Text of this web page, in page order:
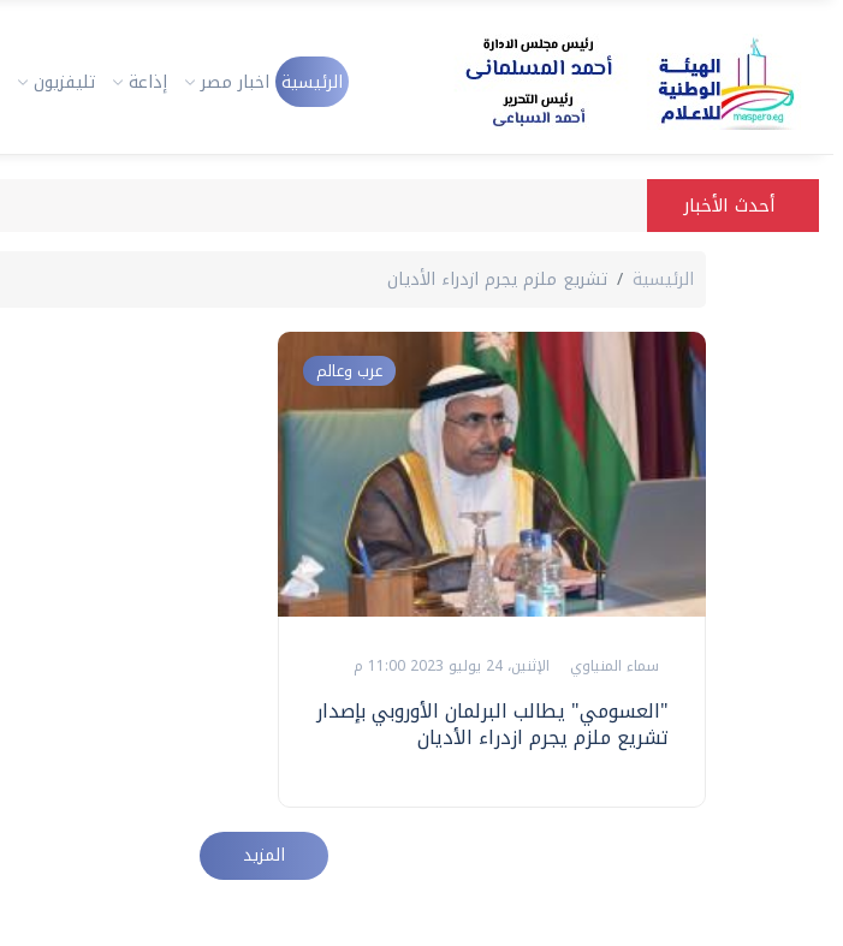
الرئيسية اخبار مصر إذاعة تليفزيون
أحدث الأخبار
الرئيسية تشريع ملزم يجرم ازدراء الأديان
عرب وعالم
سماء المنياوي الإثنين، 24 يوليو 2023 11:00 م
"العسومي" يطالب البرلمان الأوروبي بإصدار
تشريع ملزم يجرم ازدراء الأديان
المزيد